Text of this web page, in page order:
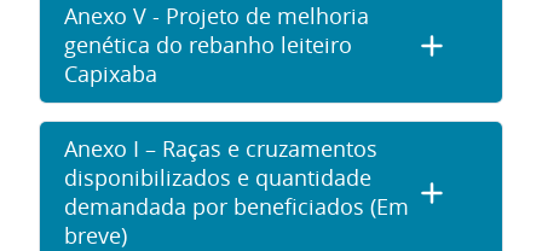
Anexo V - Projeto de melhoria
genética do rebanho leiteiro
Capixaba
Anexo I – Raças e cruzamentos
disponibilizados e quantidade
demandada por beneficiados (Em
breve)